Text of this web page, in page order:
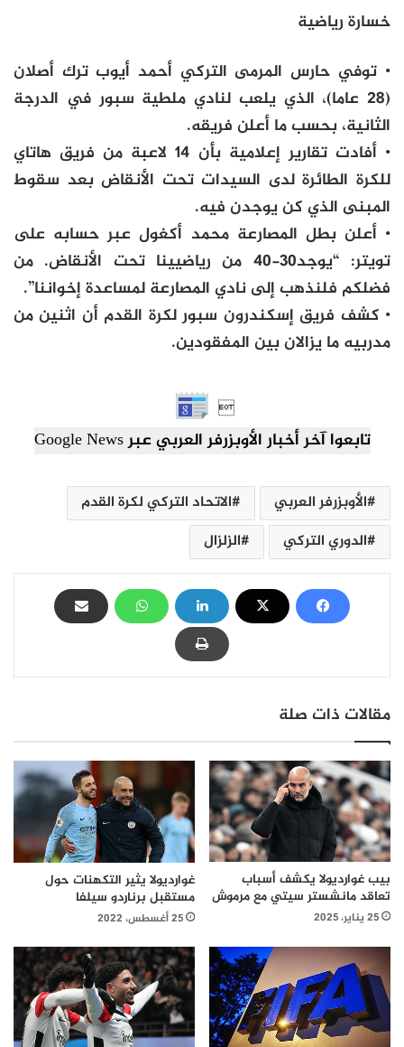
خسارة رياضية
• توفي حارس المرمى التركي أحمد أيوب ترك أصلان
(28 عاما)، الذي يلعب لنادي ملطية سبور في الدرجة
الثانية، بحسب ما أعلن فريقه.
• أفادت تقارير إعلامية بأن 14 لاعبة من فريق هاتاي
للكرة الطائرة لدى السيدات تحت الأنقاض بعد سقوط
المبنى الذي كن يوجدن فيه.
• أعلن بطل المصارعة محمد أكغول عبر حسابه على
تويتر: “يوجد30-40 من رياضيينا تحت الأنقاض. من
فضلكم فلنذهب إلى نادي المصارعة لمساعدة إخواننا”.
• كشف فريق إسكندرون سبور لكرة القدم أن اثنين من
مدربيه ما يزالان بين المفقودين.

تابعوا آخر أخبار الأوبزرفر العربي عبر Google News
الأوبزرفر العربي
الاتحاد التركي لكرة القدم
الدوري التركي
الزلزال
مقالات ذات صلة
بيب غوارديولا يكشف أسباب
تعاقد مانشستر سيتي مع مرموش
25 يناير، 2025
غوارديولا يثير التكهنات حول
مستقبل برناردو سيلفا
25 أغسطس، 2022